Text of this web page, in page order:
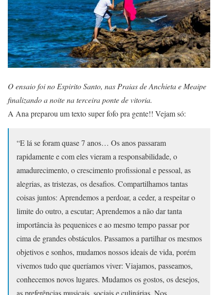
O ensaio foi no Espirito Santo, nas Praias de Anchieta e Meaipe
finalizando a noite na terceira ponte de vitoria.
A Ana preparou um texto super fofo pra gente!! Vejam só:
“E lá se foram quase 7 anos… Os anos passaram
rapidamente e com eles vieram a responsabilidade, o
amadurecimento, o crescimento profissional e pessoal, as
alegrias, as tristezas, os desafios. Compartilhamos tantas
coisas juntos: Aprendemos a perdoar, a ceder, a respeitar o
limite do outro, a escutar; Aprendemos a não dar tanta
importância às pequenices e ao mesmo tempo passar por
cima de grandes obstáculos. Passamos a partilhar os mesmos
objetivos e sonhos, mudamos nossos ideais de vida, porém
vivemos tudo que queríamos viver: Viajamos, passeamos,
conhecemos novos lugares. Mudamos os gostos, os desejos,
as preferências musicais, sociais e culinárias. Nos